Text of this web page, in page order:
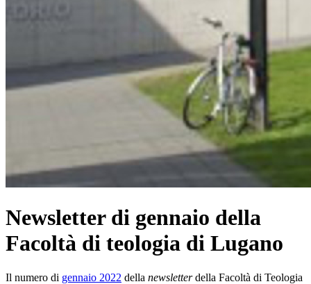
Newsletter di gennaio della
Facoltà di teologia di Lugano
Il numero di gennaio 2022 della newsletterdella Facoltà di Teologia